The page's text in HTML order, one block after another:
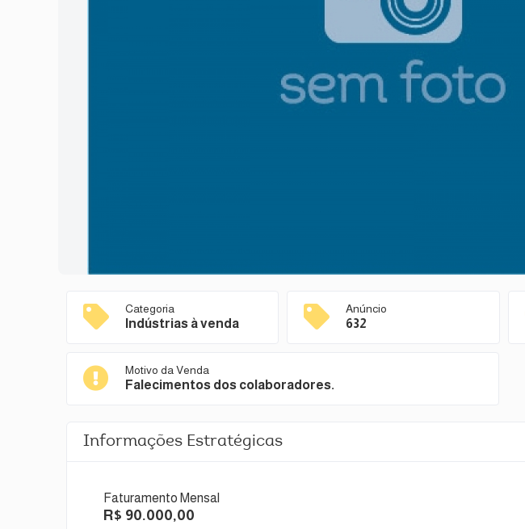
Categoria
Indústrias à venda
Anúncio
632
Motivo da Venda
Falecimentos dos colaboradores.
Informações Estratégicas
Faturamento Mensal
R$ 90.000,00